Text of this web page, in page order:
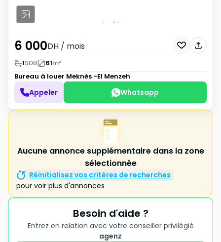
6 000DH / mois
1SDB 61m²
Bureau à louer Meknès -El Menzeh
Appeler Whatsapp
Aucune annonce supplémentaire dans la zone
sélectionnée
Réinitialisez vos critères de recherches
pour voir plus d'annonces
Besoin d'aide ?
Entrez en relation avec votre conseiller privilégié
agenz